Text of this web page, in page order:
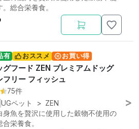
総合栄養食。
有 おススメ お買い得
グフード ZEN プレミアムドッグ
フリー フィッシュ
75件
UGペット > ZEN
身魚を贅沢に使用した穀物不使用の
栄養食。